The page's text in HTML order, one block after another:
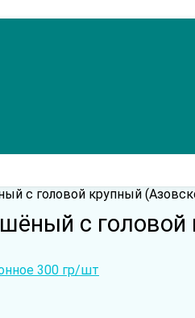
с головой крупный
с головой